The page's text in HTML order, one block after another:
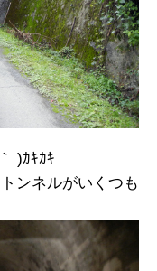
)ｶｷｶｷ
ンネルがいくつも